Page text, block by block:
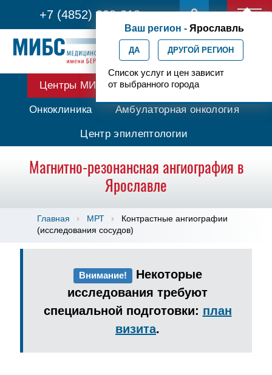
+7 (4852) 208-218
Ваш регион - Ярославль
ДА ДРУГОЙ РЕГИОН
Список услуг и цен зависит
от выбранного города
Центры МИБС Протонная терапия
Онкоклиника Амбулаторная онкология
Центр эпилептологии
Магнитно-резонансная ангиография в
Ярославле
Главная МРТ
Контрастные ангиографии
(исследования сосудов)
Внимание! Некоторые
исследования требуют
специальной подготовки: план
визита.